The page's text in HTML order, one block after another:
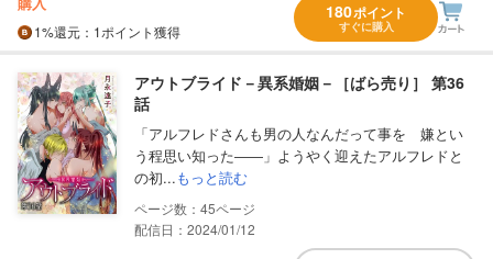
1%還元 ：1ポイント獲得
180ポイント
すぐに購入
アウトブライド－異系婚姻－［ばら売り］ 第36
話
「アルフレドさんも男の人なんだって事を 嫌とい
う程思い知った――」ようやく迎えたアルフレドと
の初...もっと読む
45
配信日：2024/01/12